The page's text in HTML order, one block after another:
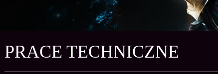
PRACE TECHNICZNE